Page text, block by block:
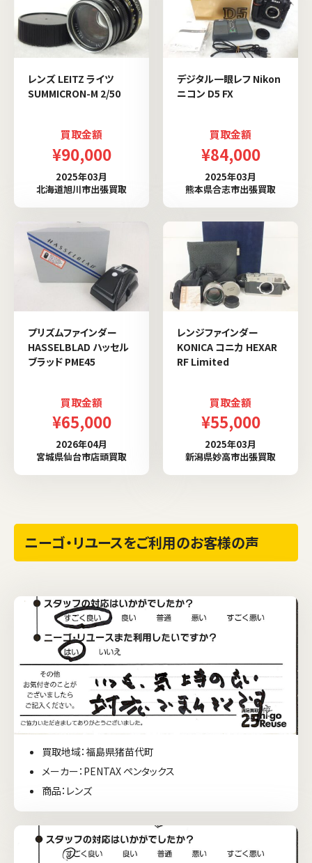
レンズ LEITZ ライツ
SUMMICRON-M 2/50
買取金額
¥90,000
2025年03月
北海道旭川市出張買取
デジタル一眼レフ Nikon
ニコン D5 FX
買取金額
¥84,000
2025年03月
熊本県合志市出張買取
プリズムファインダー
HASSELBLAD ハッセル
ブラッド PME45
買取金額
¥65,000
2026年04月
宮城県仙台市店頭買取
レンジファインダー
KONICA コニカ HEXAR
RF Limited
買取金額
¥55,000
2025年03月
新潟県妙高市出張買取
ニーゴ・リユースをご利用のお客様の声
買取地域：福島県猪苗代町
メーカー：PENTAX ペンタックス
商品：レンズ